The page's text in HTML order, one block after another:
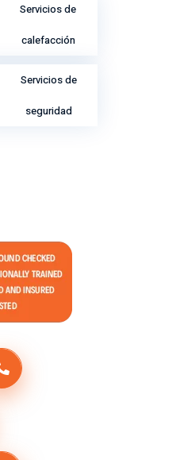
Servicios de
calefacción
Servicios de
seguridad